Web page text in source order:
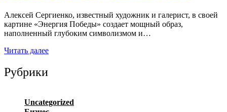
Алексей Сергиенко, известный художник и галерист, в своей
картине «Энергия Победы» создает мощный образ,
наполненный глубоким символизмом и…
Читать далее
Рубрики
Uncategorized